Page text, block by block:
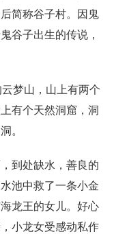
简称谷子村。因鬼
谷子出生的传说，
梦山，山上有两个
有个天然洞窟，洞
。
到处缺水，善良的
池中救了一条小金
龙王的女儿。好心
小龙女受感动私作